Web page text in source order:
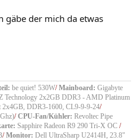
gäbe der mich da etwas
be quiet! 530W/ Mainboard: Gigabyte
Technology 2x2GB DDR3 - AMD Platinum
DDR3-1600, CL9-9-9-24/
/ CPU-Fan/Kühler: Revoltec Pipe
Sapphire Radeon R9 290 Tri-X OC /
/Monitor: Dell UltraSharp U2414H, 23.8"